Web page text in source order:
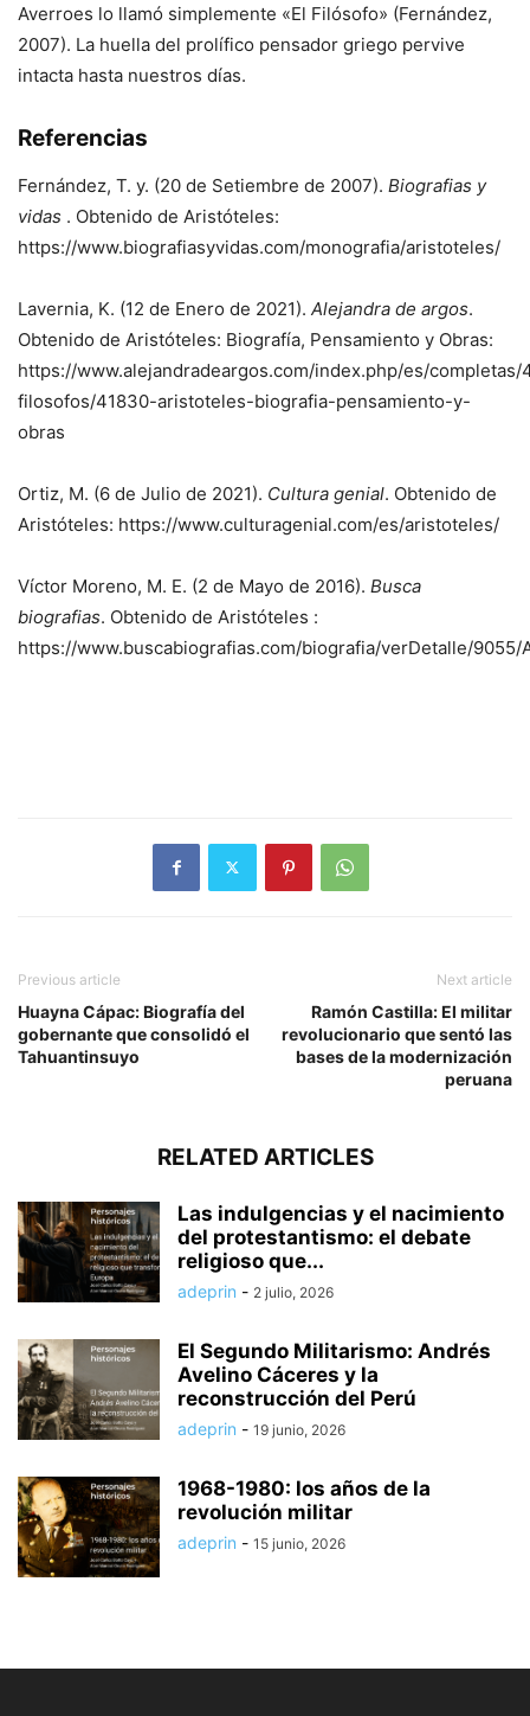
Averroes lo llamó simplemente «El Filósofo» (Fernández,
2007). La huella del prolífico pensador griego pervive
intacta hasta nuestros días.
Referencias
Fernández, T. y. (20 de Setiembre de 2007). Biografias y
vidas . Obtenido de Aristóteles:
https://www.biografiasyvidas.com/monografia/aristoteles/
Lavernia, K. (12 de Enero de 2021). Alejandra de argos.
Obtenido de Aristóteles: Biografía, Pensamiento y Obras:
https://www.alejandradeargos.com/index.php/es/completas/
filosofos/41830-aristoteles-biografia-pensamiento-y-
obras
Ortiz, M. (6 de Julio de 2021). Cultura genial. Obtenido de
Aristóteles: https://www.culturagenial.com/es/aristoteles/
Víctor Moreno, M. E. (2 de Mayo de 2016). Busca
biografias. Obtenido de Aristóteles :
https://www.buscabiografias.com/biografia/verDetalle/9055/
Previous article
Huayna Cápac: Biografía del
gobernante que consolidó el
Tahuantinsuyo
Next article
Ramón Castilla: El militar
revolucionario que sentó las
bases de la modernización
peruana
RELATED ARTICLES
Las indulgencias y el nacimiento
del protestantismo: el debate
religioso que...
adeprin - 2 julio, 2026
El Segundo Militarismo: Andrés
Avelino Cáceres y la
reconstrucción del Perú
adeprin - 19 junio, 2026
1968-1980: los años de la
revolución militar
adeprin - 15 junio, 2026